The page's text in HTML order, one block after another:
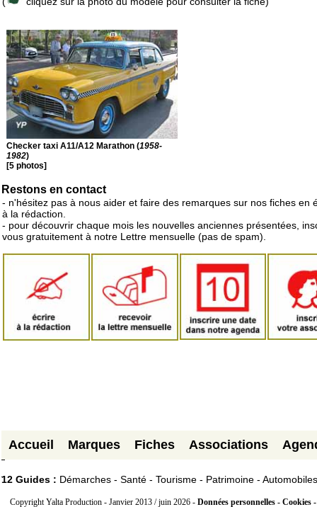
Checker taxi A11/A12 Marathon (1958-
1982)
[5 photos]
Restons en contact
- n'hésitez pas à nous aider et faire des remarques sur nos fiches en
à la rédaction.
- pour découvrir chaque mois les nouvelles anciennes présentées,
vous gratuitement à notre Lettre mensuelle (pas de spam).
Accueil Marques Fiches Associations
12 Guides : Démarches - Santé - Tourisme - Patrimoine - Automobiles
Copyright Yalta Production - Janvier 2013 / juin 2026 - Données personnelles - Cookies